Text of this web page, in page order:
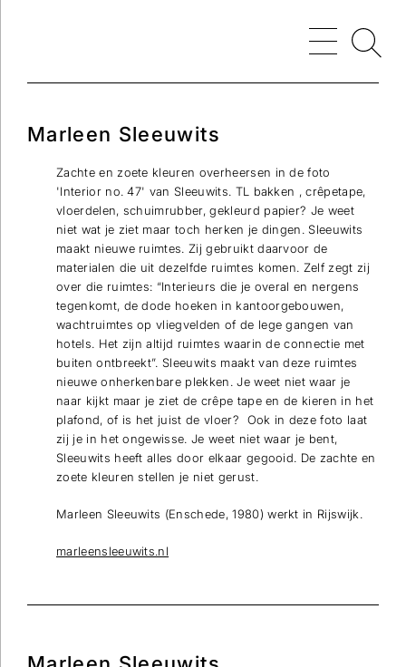
Marleen Sleeuwits
Zachte en zoete kleuren overheersen in de foto
'Interior no. 47' van Sleeuwits. TL bakken , crêpetape,
vloerdelen, schuimrubber, gekleurd papier? Je weet
niet wat je ziet maar toch herken je dingen. Sleeuwits
maakt nieuwe ruimtes. Zij gebruikt daarvoor de
materialen die uit dezelfde ruimtes komen. Zelf zegt zij
over die ruimtes: “Interieurs die je overal en nergens
tegenkomt, de dode hoeken in kantoorgebouwen,
wachtruimtes op vliegvelden of de lege gangen van
hotels. Het zijn altijd ruimtes waarin de connectie met
buiten ontbreekt”. Sleeuwits maakt van deze ruimtes
nieuwe onherkenbare plekken. Je weet niet waar je
naar kijkt maar je ziet de crêpe tape en de kieren in het
plafond, of is het juist de vloer? Ook in deze foto laat
zij je in het ongewisse. Je weet niet waar je bent,
Sleeuwits heeft alles door elkaar gegooid. De zachte en
zoete kleuren stellen je niet gerust.
Marleen Sleeuwits (Enschede, 1980) werkt in Rijswijk.
marleensleeuwits.nl